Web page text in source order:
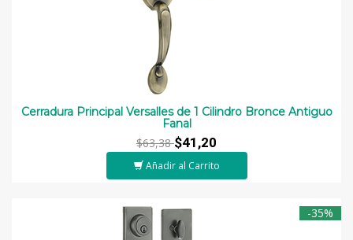
Cerradura Principal Versalles de 1 Cilindro Bronce Antiguo
Fanal
$63,38$41,20
Añadir al Carrito
-35%